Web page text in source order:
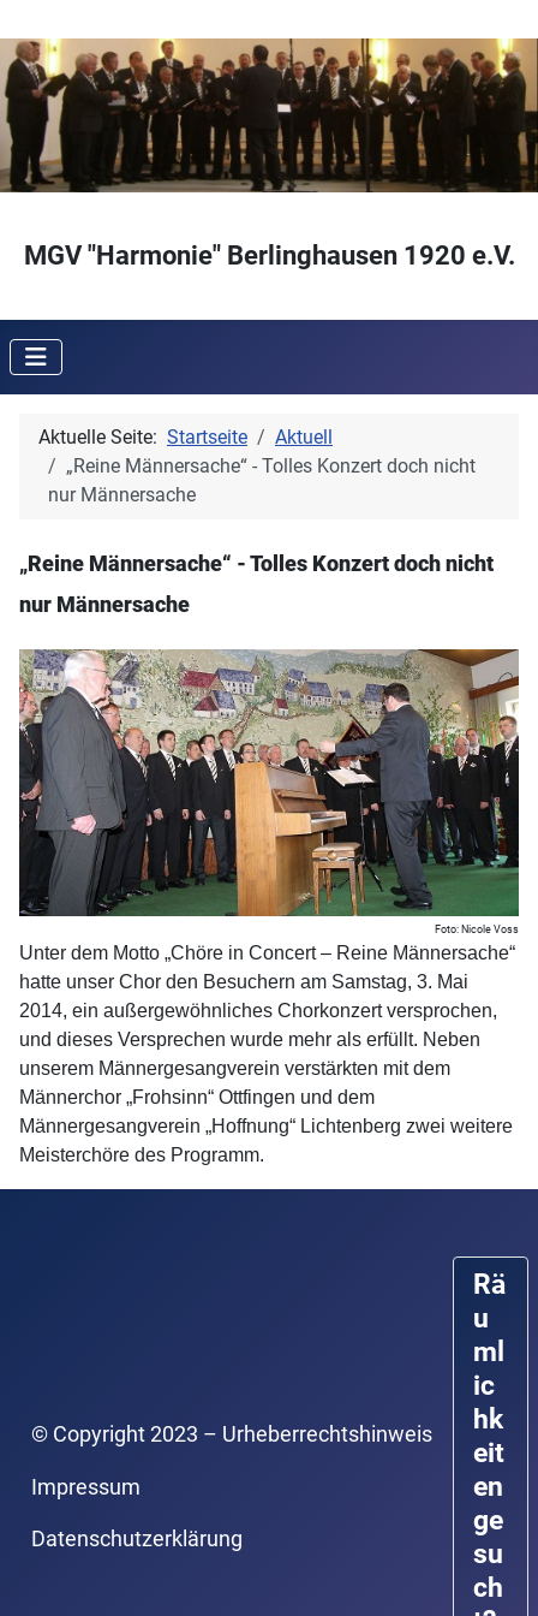
MGV "Harmonie" Berlinghausen 1920 e.V.
Aktuelle Seite: Startseite
Aktuell
„Reine Männersache“ - Tolles Konzert doch nicht
nur Männersache
„Reine Männersache“ - Tolles Konzert doch nicht
nur Männersache
Foto: Nicole Voss
Unter dem Motto „Chöre in Concert – Reine Männersache“
hatte unser Chor den Besuchern am Samstag, 3. Mai
2014, ein außergewöhnliches Chorkonzert versprochen,
und dieses Versprechen wurde mehr als erfüllt. Neben
unserem Männergesangverein verstärkten mit dem
Männerchor „Frohsinn“ Ottfingen und dem
Männergesangverein „Hoffnung“ Lichtenberg zwei weitere
Meisterchöre des Programm.
© Copyright 2023 – Urheberrechtshinweis
Impressum
Datenschutzerklärung
Rä
u
ml
ic
hk
eit
en
ge
su
ch